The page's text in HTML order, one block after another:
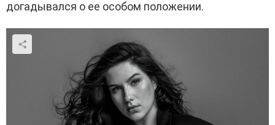
догадывался о ее особом положении.